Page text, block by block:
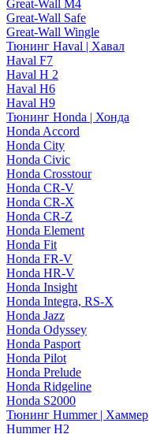
Great-Wall M4
Great-Wall Safe
Great-Wall Wingle
Тюнинг Haval | Хавал
Haval F7
Haval H 2
Haval H6
Haval H9
Тюнинг Honda | Хонда
Honda Accord
Honda City
Honda Civic
Honda Crosstour
Honda CR-V
Honda CR-X
Honda CR-Z
Honda Element
Honda Fit
Honda FR-V
Honda HR-V
Honda Insight
Honda Integra, RS-X
Honda Jazz
Honda Odyssey
Honda Pasport
Honda Pilot
Honda Prelude
Honda Ridgeline
Honda S2000
Тюнинг Hummer | Хаммер
Hummer H2